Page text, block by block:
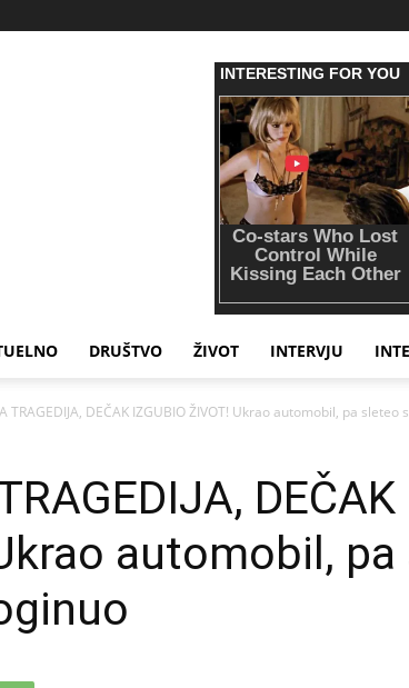
DRUŠTVO ŽIVOT INTERVJU
TRAGEDIJA, DEČAK IZGUBIO ŽIVOT! Ukrao automobil, pa sleteo
DEČAK
automobil,